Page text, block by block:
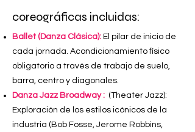
coreográficas incluidas:
Ballet (Danza Clásica): El pilar de inicio de
cada jornada. Acondicionamiento físico
obligatorio a través de trabajo de suelo,
barra, centro y diagonales.
Danza Jazz Broadway : (Theater Jazz):
Exploración de los estilos icónicos de la
industria (Bob Fosse, Jerome Robbins,